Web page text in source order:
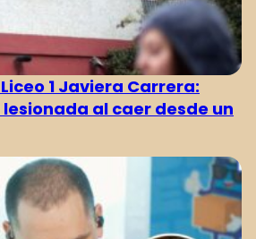
1 Javiera Carrera:
al caer desde un